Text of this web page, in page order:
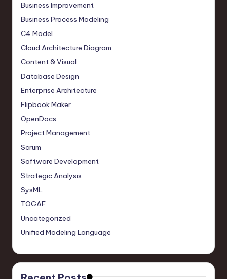
Business Improvement
Business Process Modeling
C4 Model
Cloud Architecture Diagram
Content & Visual
Database Design
Enterprise Architecture
Flipbook Maker
OpenDocs
Project Management
Scrum
Software Development
Strategic Analysis
SysML
TOGAF
Uncategorized
Unified Modeling Language